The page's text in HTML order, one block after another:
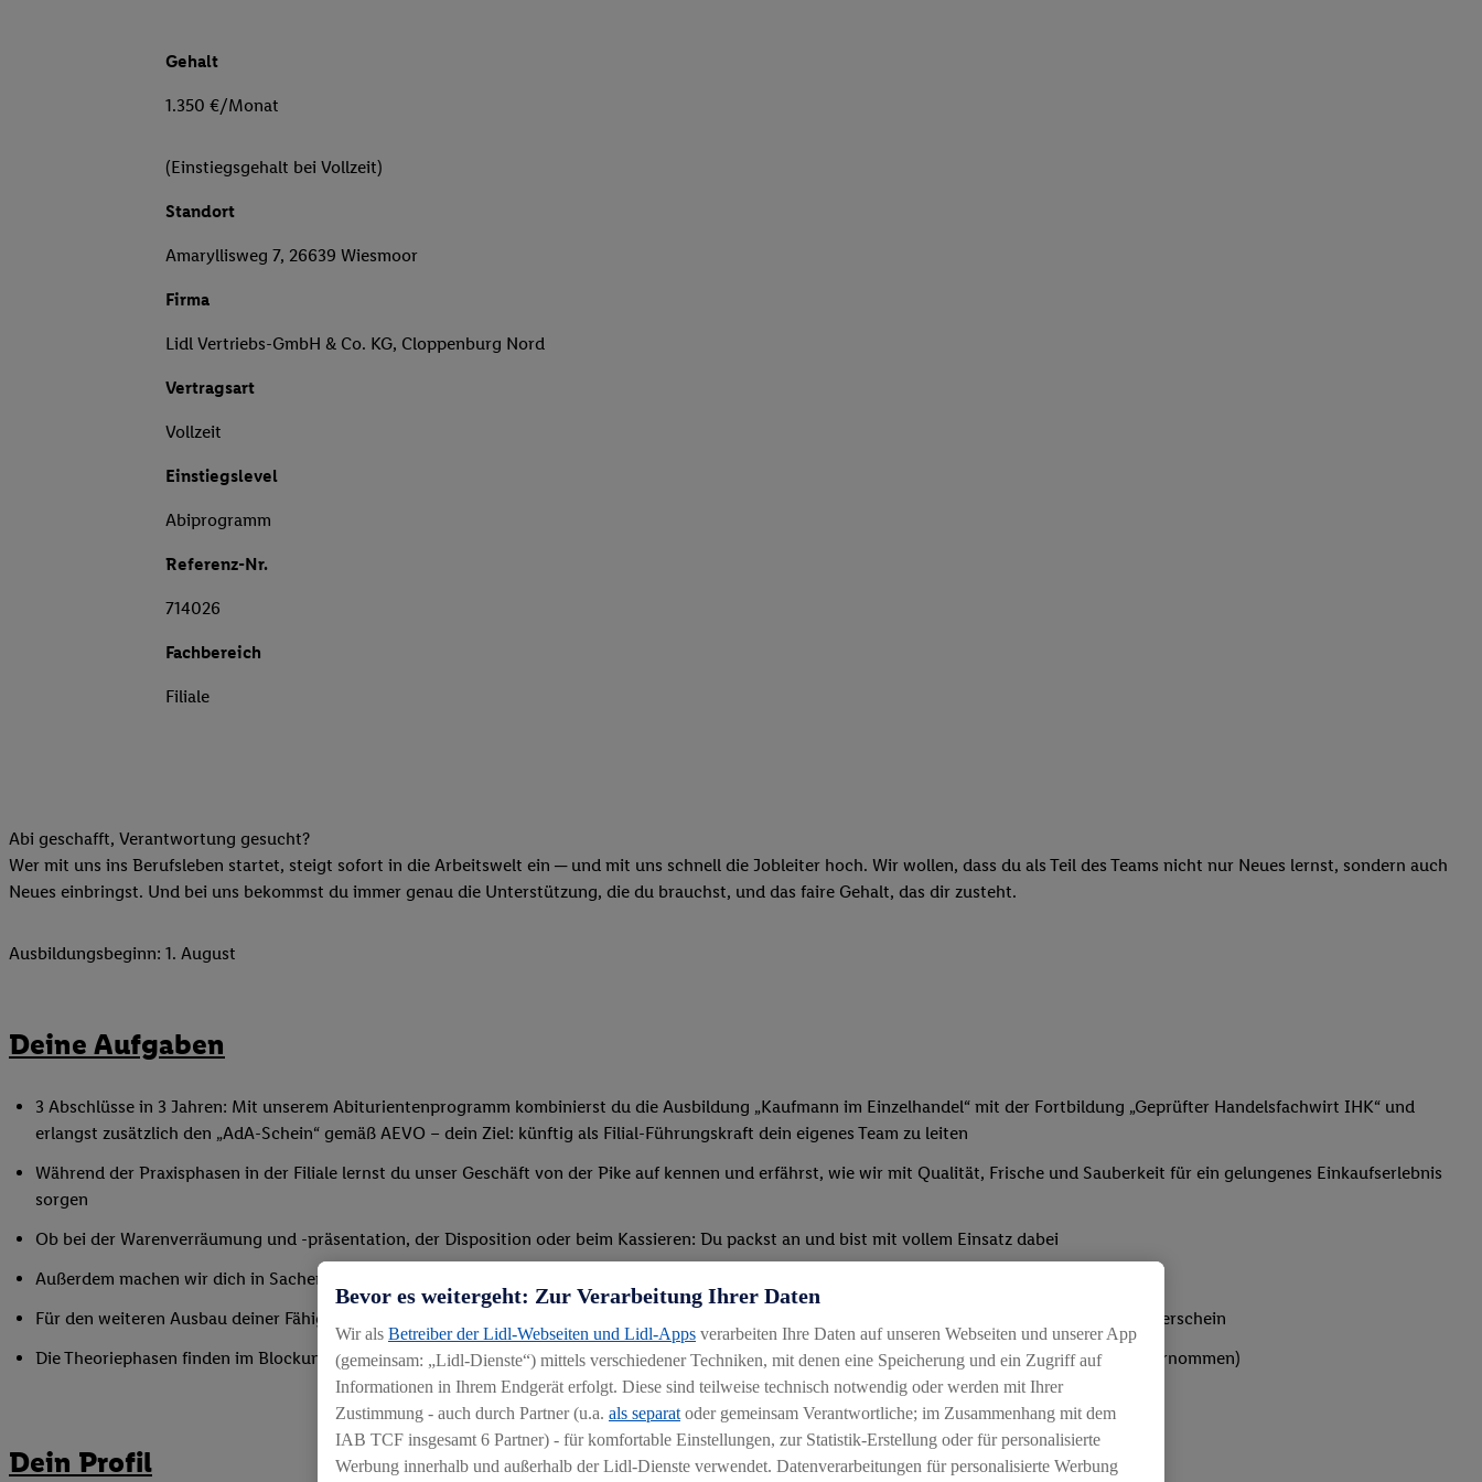
Gehalt
1.350 €/Monat
(Einstiegsgehalt bei Vollzeit)
Standort
Amaryllisweg 7, 26639 Wiesmoor
Firma
Lidl Vertriebs-GmbH & Co. KG, Cloppenburg Nord
Vertragsart
Vollzeit
Einstiegslevel
Abiprogramm
Referenz-Nr.
714026
Fachbereich
Filiale
Abi geschafft, Verantwortung gesucht?
Wer mit uns ins Berufsleben startet, steigt sofort in die Arbeitswelt ein ─ und mit uns schnell die Jobleiter hoch. Wir wollen, dass du als Teil des Teams nicht nur Neues lernst, sondern auch
Neues einbringst. Und bei uns bekommst du immer genau die Unterstützung, die du brauchst, und das faire Gehalt, das dir zusteht.
Ausbildungsbeginn: 1. August
Deine Aufgaben
3 Abschlüsse in 3 Jahren: Mit unserem Abiturientenprogramm kombinierst du die Ausbildung „Kaufmann im Einzelhandel“ mit der Fortbildung „Geprüfter Handelsfachwirt IHK“ und
erlangst zusätzlich den „AdA-Schein“ gemäß AEVO – dein Ziel: künftig als Filial-Führungskraft dein eigenes Team zu leiten
Während der Praxisphasen in der Filiale lernst du unser Geschäft von der Pike auf kennen und erfährst, wie wir mit Qualität, Frische und Sauberkeit für ein gelungenes Einkaufserlebnis
sorgen
Ob bei der Warenverräumung und -präsentation, der Disposition oder beim Kassieren: Du packst an und bist mit vollem Einsatz dabei
Außerdem machen wir dich in Sachen Mitarbeiterführung fit, sodass du bald deine erste eigene Schicht übernehmen kannst
Für den weiteren Ausbau deiner Fähigkeiten nimmst du an verschiedenen Schulungen und Seminaren teil – außerdem erwirbst du den IHK-Ausbilderschein
Die Theoriephasen finden im Blockunterricht an einem externen Bildungszentrum statt (etwaige Reise-/Übernachtungskosten werden von Lidl übernommen)
Dein Profil
Bevor es weitergeht: Zur Verarbeitung Ihrer Daten
Wir als Betreiber der Lidl-Webseiten und Lidl-Apps verarbeiten Ihre Daten auf unseren Webseiten und unserer App
(gemeinsam: „Lidl-Dienste“) mittels verschiedener Techniken, mit denen eine Speicherung und ein Zugriff auf
Informationen in Ihrem Endgerät erfolgt. Diese sind teilweise technisch notwendig oder werden mit Ihrer
Zustimmung - auch durch Partner (u.a. als separat oder gemeinsam Verantwortliche; im Zusammenhang mit dem
IAB TCF insgesamt 6 Partner) - für komfortable Einstellungen, zur Statistik-Erstellung oder für personalisierte
Werbung innerhalb und außerhalb der Lidl-Dienste verwendet. Datenverarbeitungen für personalisierte Werbung